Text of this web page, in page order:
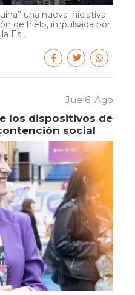
una nueva iniciativa
de hielo, impulsada por
Es...
Jue 6. Ago
los dispositivos de
social